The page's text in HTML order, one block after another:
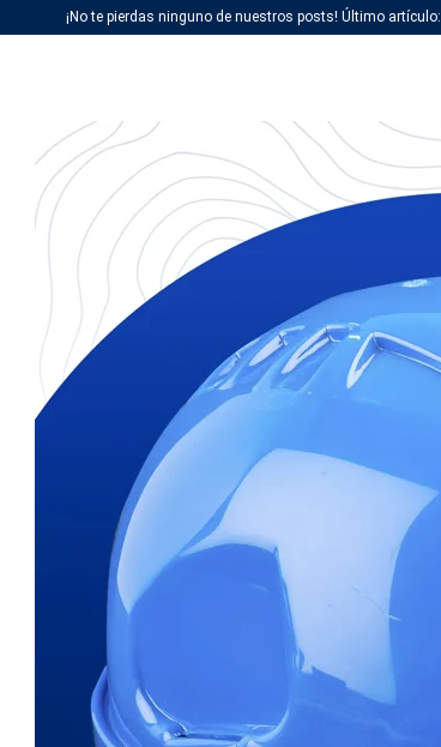
¡No te pierdas ninguno de nuestros posts! Último artículo: